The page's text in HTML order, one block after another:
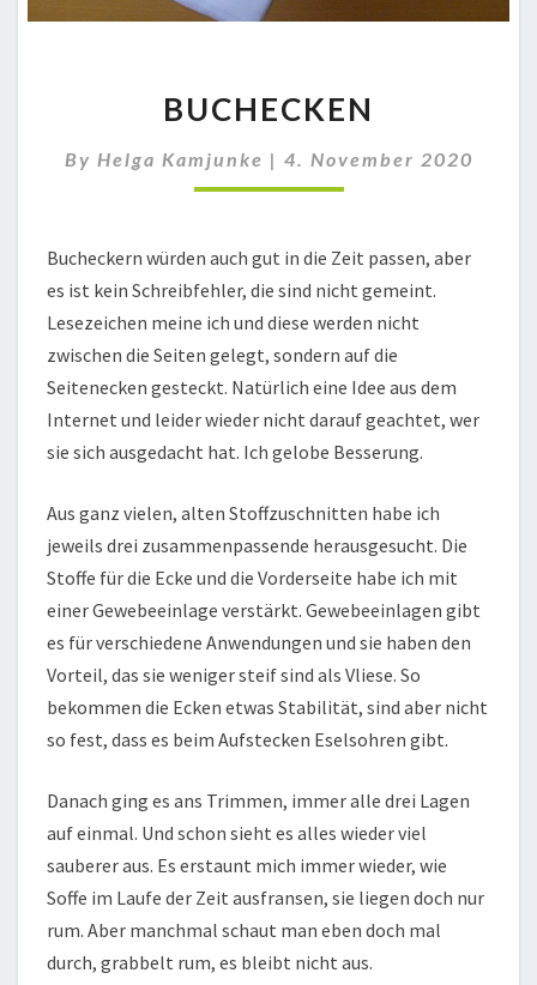
BUCHECKEN
By Helga Kamjunke | 4. November 2020
Bucheckern würden auch gut in die Zeit passen, aber
es ist kein Schreibfehler, die sind nicht gemeint.
Lesezeichen meine ich und diese werden nicht
zwischen die Seiten gelegt, sondern auf die
Seitenecken gesteckt. Natürlich eine Idee aus dem
Internet und leider wieder nicht darauf geachtet, wer
sie sich ausgedacht hat. Ich gelobe Besserung.
Aus ganz vielen, alten Stoffzuschnitten habe ich
jeweils drei zusammenpassende herausgesucht. Die
Stoffe für die Ecke und die Vorderseite habe ich mit
einer Gewebeeinlage verstärkt. Gewebeeinlagen gibt
es für verschiedene Anwendungen und sie haben den
Vorteil, das sie weniger steif sind als Vliese. So
bekommen die Ecken etwas Stabilität, sind aber nicht
so fest, dass es beim Aufstecken Eselsohren gibt.
Danach ging es ans Trimmen, immer alle drei Lagen
auf einmal. Und schon sieht es alles wieder viel
sauberer aus. Es erstaunt mich immer wieder, wie
Soffe im Laufe der Zeit ausfransen, sie liegen doch nur
rum. Aber manchmal schaut man eben doch mal
durch, grabbelt rum, es bleibt nicht aus.